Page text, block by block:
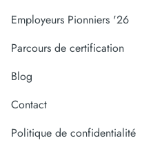
Employeurs Pionniers '26
Parcours de certification
Blog
Contact
Politique de confidentialité